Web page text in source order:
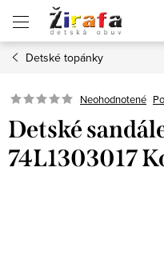
obsah
Detské topánky
Neohodnotené
Detské
74L1303017